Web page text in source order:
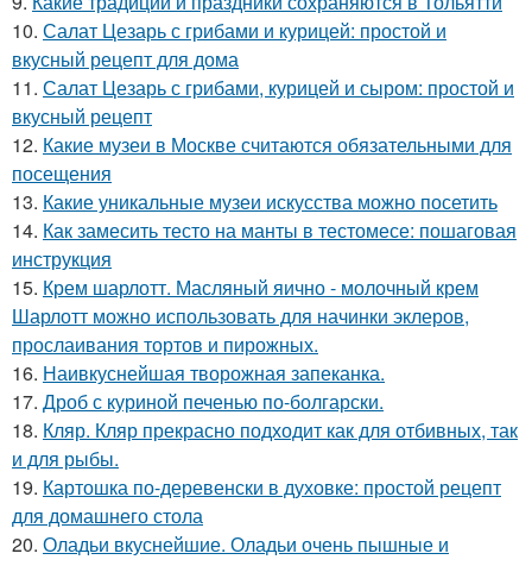
10. Салат Цезарь с грибами и курицей: простой и
вкусный рецепт для дома
11. Салат Цезарь с грибами, курицей и сыром: простой и
вкусный рецепт
12. Какие музеи в Москве считаются обязательными для
посещения
13. Какие уникальные музеи искусства можно посетить
14. Как замесить тесто на манты в тестомесе: пошаговая
инструкция
15. Крем шарлотт. Масляный яично - молочный крем
Шарлотт можно использовать для начинки эклеров,
прослаивания тортов и пирожных.
16. Наивкуснейшая творожная запеканка.
17. Дроб с куриной печенью по-болгарски.
18. Кляр. Кляр прекрасно подходит как для отбивных, так
и для рыбы.
19. Картошка по-деревенски в духовке: простой рецепт
для домашнего стола
20. Оладьи вкуснейшие. Оладьи очень пышные и